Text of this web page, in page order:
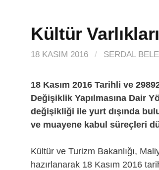
Kültür
18 KASIM 2016 / SERDAL
18 Kasım 2016 Tarihli ve
Değişiklik Yapılmasına Dair
değişikliği ile yurt dışında
ve muayene kabul süreçleri
Kültür ve Turizm Bakanlığı,
hazırlanarak 18 Kasım 2016